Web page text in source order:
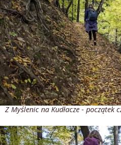
Z Myślenic na Kudłacze - początek